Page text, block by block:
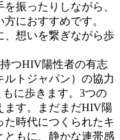
振ったりしながら、
におすすめです。
、想いを繋ぎながら歩
持つHIV陽性者の有志
ルトジャパン）の協力
に歩きます。3つの
ます。まだまだHIV陽
時代につくられたキ
ともに、静かな連帯感